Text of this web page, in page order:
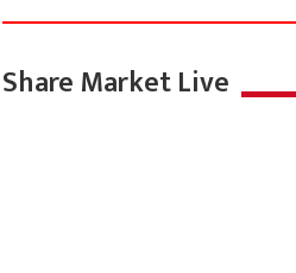
Share Market Live